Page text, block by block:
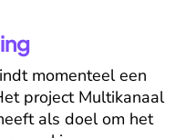
momenteel een
project Multikanaal
als doel om het